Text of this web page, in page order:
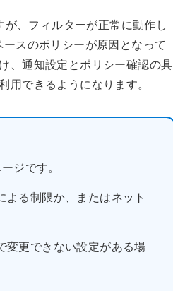
、フィルターが正常に動作し
スのポリシーが原因となって
、通知設定とポリシー確認の具
できるようになります。
ジです。
る制限か、またはネット
変更できない設定がある場